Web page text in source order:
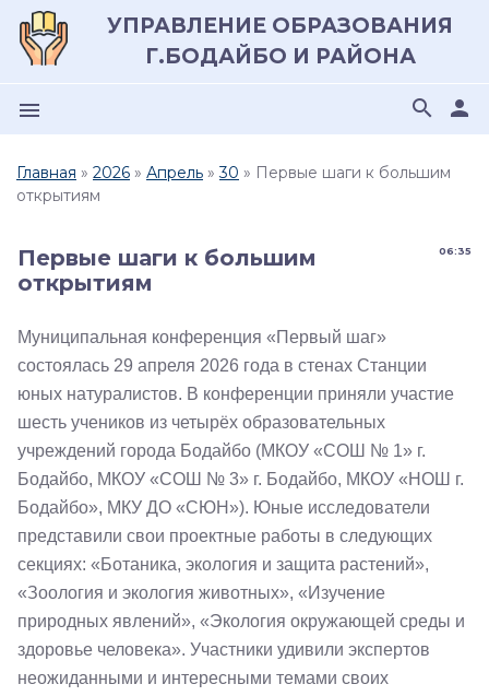
УПРАВЛЕНИЕ ОБРАЗОВАНИЯ
Г.БОДАЙБО И РАЙОНА
menu person
search
Главная » 2026 » Апрель » 30 » Первые шаги к большим
открытиям
06:35
Первые шаги к большим
открытиям
Муниципальная конференция «Первый шаг»
состоялась 29 апреля 2026 года в стенах Станции
юных натуралистов. В конференции приняли участие
шесть учеников из четырёх образовательных
учреждений города Бодайбо (МКОУ «СОШ № 1» г.
Бодайбо, МКОУ «СОШ № 3» г. Бодайбо, МКОУ «НОШ г.
Бодайбо», МКУ ДО «СЮН»). Юные исследователи
представили свои проектные работы в следующих
секциях: «Ботаника, экология и защита растений»,
«Зоология и экология животных», «Изучение
природных явлений», «Экология окружающей среды и
здоровье человека». Участники удивили экспертов
неожиданными и интересными темами своих